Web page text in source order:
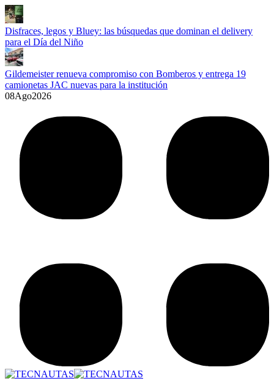
Disfraces, legos y Bluey: las búsquedas que dominan el delivery
para el Día del Niño
Gildemeister renueva compromiso con Bomberos y entrega 19
camionetas JAC nuevas para la institución
08Ago2026